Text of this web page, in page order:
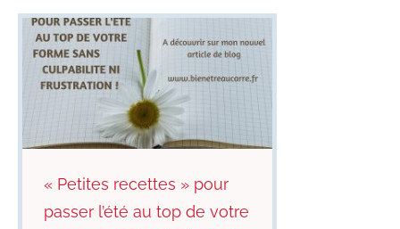
« Petites recettes » pour
passer l’été au top de votre